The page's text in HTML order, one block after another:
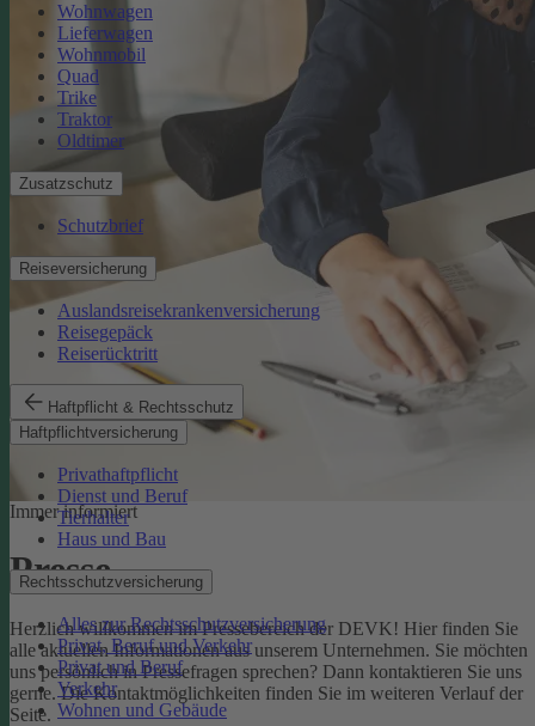
Wohnwagen
Lieferwagen
Wohnmobil
Quad
Trike
Traktor
Oldtimer
Zusatzschutz
Schutzbrief
Reiseversicherung
Auslandsreisekrankenversicherung
Reisegepäck
Reiserücktritt
Haftpflicht & Rechtsschutz
Haftpflichtversicherung
Privathaftpflicht
Dienst und Beruf
Tierhalter
Haus und Bau
Rechtsschutzversicherung
Alles zur Rechtsschutzversicherung
Privat, Beruf und Verkehr
Privat und Beruf
Verkehr
Wohnen und Gebäude
Immer informiert
Presse
Herzlich willkommen im Pressebereich der DEVK! Hier finden Sie
alle aktuellen Informationen aus unserem Unternehmen. Sie möchten
uns persönlich in Pressefragen sprechen? Dann kontaktieren Sie uns
gerne. Die Kontaktmöglichkeiten finden Sie im weiteren Verlauf der
Seite.